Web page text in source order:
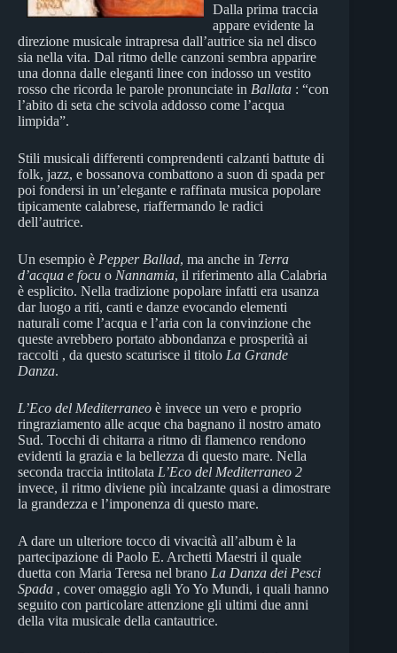
Dalla prima traccia
appare evidente la
direzione musicale intrapresa dall’autrice sia nel disco
sia nella vita. Dal ritmo delle canzoni sembra apparire
una donna dalle eleganti linee con indosso un vestito
rosso che ricorda le parole pronunciate in Ballata : “con
l’abito di seta che scivola addosso come l’acqua
limpida”.
Stili musicali differenti comprendenti calzanti battute di
folk, jazz, e bossanova combattono a suon di spada per
poi fondersi in un’elegante e raffinata musica popolare
tipicamente calabrese, riaffermando le radici
dell’autrice.
Un esempio è Pepper Ballad, ma anche in Terra
d’acqua e focu o Nannamia, il riferimento alla Calabria
è esplicito. Nella tradizione popolare infatti era usanza
dar luogo a riti, canti e danze evocando elementi
naturali come l’acqua e l’aria con la convinzione che
queste avrebbero portato abbondanza e prosperità ai
raccolti , da questo scaturisce il titolo La Grande
Danza.
L’Eco del Mediterraneo è invece un vero e proprio
ringraziamento alle acque cha bagnano il nostro amato
Sud. Tocchi di chitarra a ritmo di flamenco rendono
evidenti la grazia e la bellezza di questo mare. Nella
seconda traccia intitolata L’Eco del Mediterraneo 2
invece, il ritmo diviene più incalzante quasi a dimostrare
la grandezza e l’imponenza di questo mare.
A dare un ulteriore tocco di vivacità all’album è la
partecipazione di Paolo E. Archetti Maestri il quale
duetta con Maria Teresa nel brano La Danza dei Pesci
Spada , cover omaggio agli Yo Yo Mundi, i quali hanno
seguito con particolare attenzione gli ultimi due anni
della vita musicale della cantautrice.